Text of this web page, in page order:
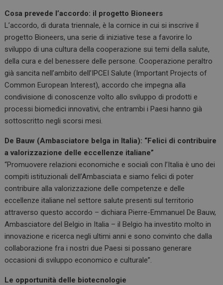
Cosa prevede l’accordo: il progetto Bioneers
L’accordo, di durata triennale, è la cornice in cui si inscrive il
progetto Bioneers, una serie di iniziative tese a favorire lo
sviluppo di una cultura della cooperazione sui temi della salute,
della cura e del benessere delle persone. Cooperazione peraltro
già sancita nell’ambito dell’IPCEI Salute (Important Projects of
Common European Interest), accordo che impegna alla
condivisione di conoscenze volto allo sviluppo di prodotti e
processi biomedici innovativi, che entrambi i Paesi hanno già
sottoscritto negli scorsi mesi.
De Bauw (Ambasciatore belga in Italia): “Felici di contribuire
a valorizzazione delle eccellenze italiane”
“Promuovere relazioni economiche e sociali con l’Italia è uno dei
compiti istituzionali dell’Ambasciata e siamo felici di poter
contribuire alla valorizzazione delle competenze e delle
eccellenze italiane nel settore salute presenti sul territorio
attraverso questo accordo – dichiara Pierre-Emmanuel De Bauw,
Ambasciatore del Belgio in Italia – il Belgio ha investito molto in
innovazione e ricerca negli ultimi anni e sono convinto che dalla
collaborazione fra i nostri due Paesi si possano generare
occasioni di sviluppo economico e culturale”.
Le opportunità delle biotecnologie